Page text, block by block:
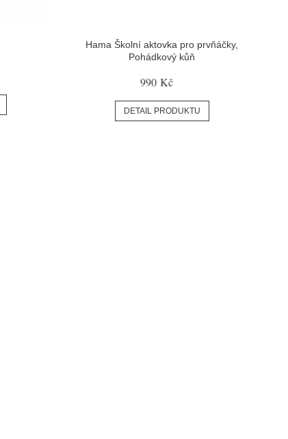
Hama Školní aktovka pro prvňáčky,
Pohádkový kůň
990 Kč
DETAIL PRODUKTU